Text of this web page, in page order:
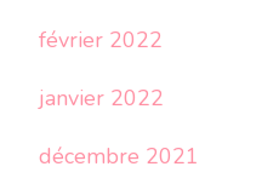
février 2022
janvier 2022
décembre 2021